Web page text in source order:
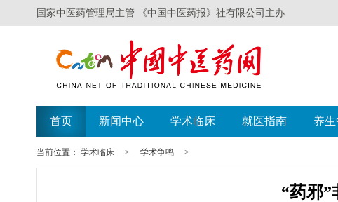
国家中医药管理局主管 《中国中医药报》社有限公司主办
首页 新闻中心 学术临床 就医指南 养生
当前位置： 学术临床 > 学术争鸣 >
“药邪”